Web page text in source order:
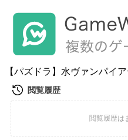
【パズドラ】水ヴァンパイ